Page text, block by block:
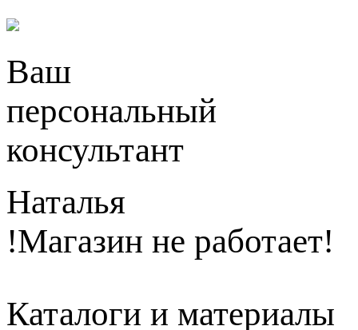
Ваш
персональный
консультант
Наталья
!Магазин не работает!
Каталоги и материалы